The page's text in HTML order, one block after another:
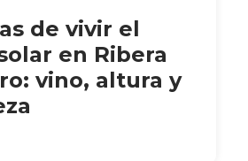
de vivir el
en Ribera
vino, altura y